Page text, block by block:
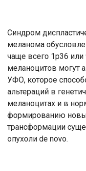
Синдром
меланома
чаще всего 1р36
меланоцитов могут
УФО, которое
альтераций в
меланоцитах и в
формированию
трансформации
опухоли de novo.